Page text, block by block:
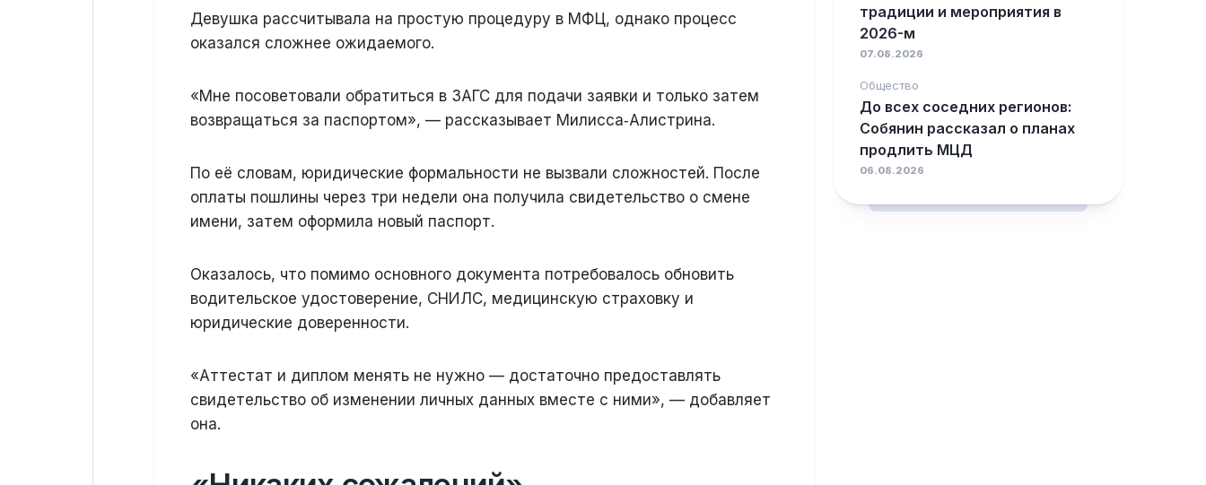
Девушка рассчитывала на простую процедуру в МФЦ, однако процесс
оказался сложнее ожидаемого.
«Мне посоветовали обратиться в ЗАГС для подачи заявки и только затем
возвращаться за паспортом», — рассказывает Милисса‑Алистрина.
По её словам, юридические формальности не вызвали сложностей. После
оплаты пошлины через три недели она получила свидетельство о смене
имени, затем оформила новый паспорт.
Оказалось, что помимо основного документа потребовалось обновить
водительское удостоверение, СНИЛС, медицинскую страховку и
юридические доверенности.
«Аттестат и диплом менять не нужно — достаточно предоставлять
свидетельство об изменении личных данных вместе с ними», — добавляет
она.
традиции и мероприятия в
2026-м
07.08.2026
Общество
До всех соседних регионов:
Собянин рассказал о планах
продлить МЦД
06.08.2026